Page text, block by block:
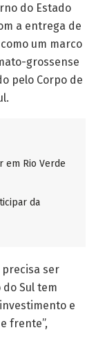
do Estado
a entrega de
um marco
grossense
pelo Corpo de
em Rio Verde
da
precisa ser
Sul tem
e
frente”,